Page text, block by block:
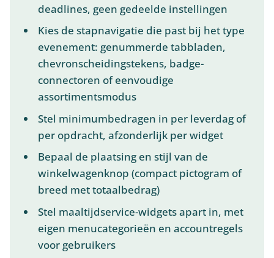
deadlines, geen gedeelde instellingen
Kies de stapnavigatie die past bij het type
evenement: genummerde tabbladen,
chevronscheidingstekens, badge-
connectoren of eenvoudige
assortimentsmodus
Stel minimumbedragen in per leverdag of
per opdracht, afzonderlijk per widget
Bepaal de plaatsing en stijl van de
winkelwagenknop (compact pictogram of
breed met totaalbedrag)
Stel maaltijdservice-widgets apart in, met
eigen menucategorieën en accountregels
voor gebruikers